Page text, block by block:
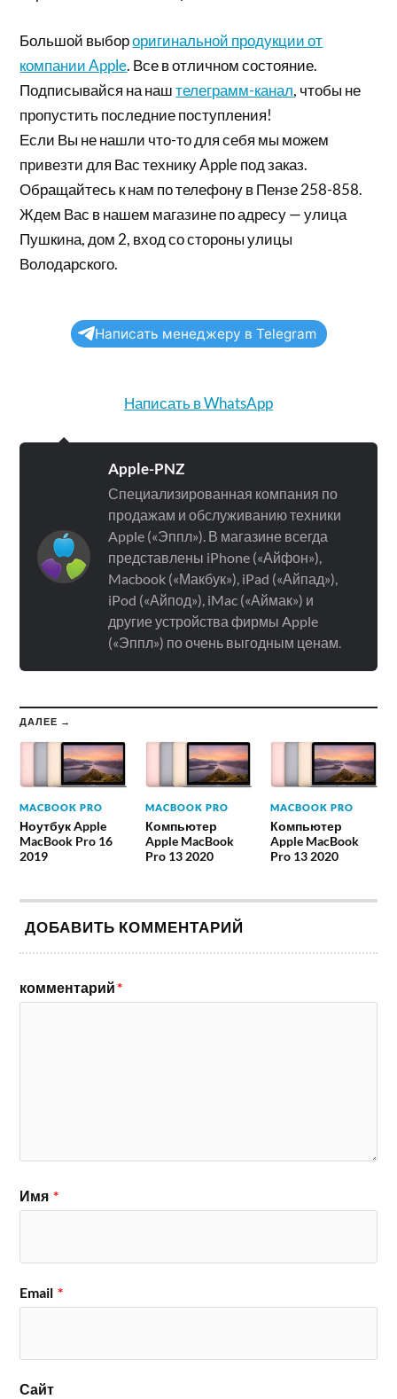
Большой выбороригинальной продукции от
компании Apple. Все в отличном состояние.
Подписывайся на наштелеграмм-канал, чтобы не
пропустить последние поступления!
Если Вы не нашли что-то для себя мы можем
привезти для Вас технику Apple под заказ.
Обращайтесь к нам по телефону в Пензе 258-858.
Ждем Вас в нашем магазине по адресу — улица
Пушкина, дом 2, вход со стороны улицы
Володарского.
Написать менеджеру в Telegram
Написать в WhatsApp
Apple-PNZ
Специализированная компания по
продажам и обслуживанию техники
Apple («Эппл»). В магазине всегда
представлены iPhone («Айфон»),
Macbook («Макбук»), iPad («Айпад»),
iPod («Айпод»), iMac («Аймак») и
другие устройства фирмы Apple
(«Эппл») по очень выгодным ценам.
ДАЛЕЕ →
MACBOOK PRO
Ноутбук Apple
MacBook Pro 16
2019
MACBOOK PRO
Компьютер
Apple MacBook
Pro 13 2020
MACBOOK PRO
Компьютер
Apple MacBook
Pro 13 2020
ДОБАВИТЬ КОММЕНТАРИЙ
комментарий*
Имя *
Email *
Сайт